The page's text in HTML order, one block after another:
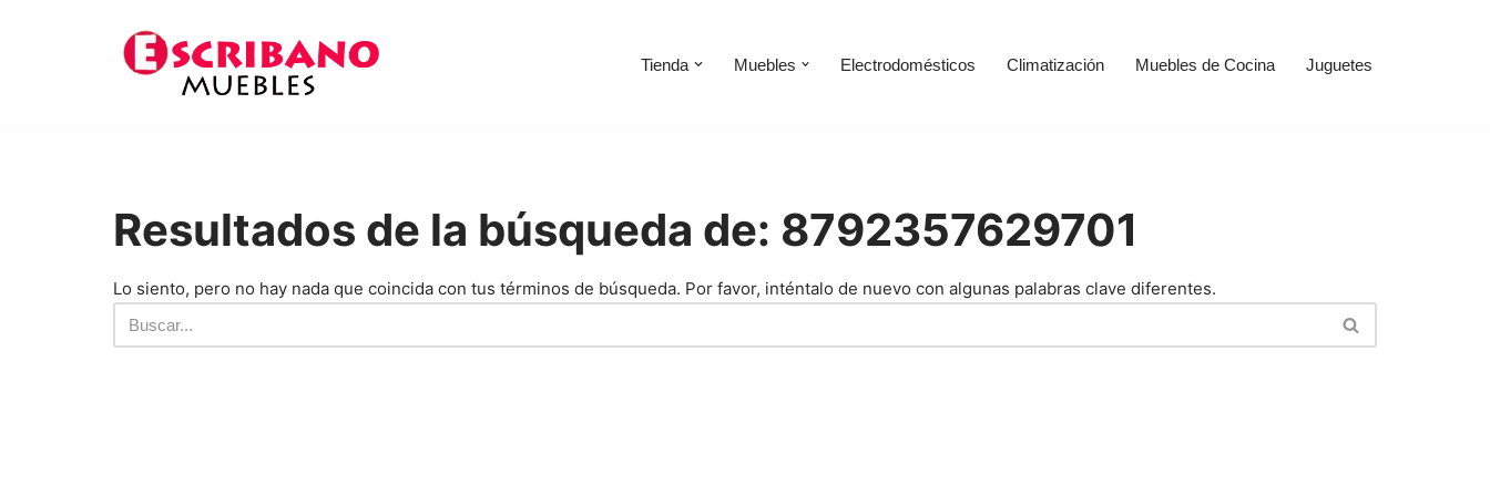
Tienda Muebles Electrodomésticos Climatización Muebles de Cocina Juguetes
Resultados de la búsqueda de: 8792357629701
Lo siento, pero no hay nada que coincida con tus términos de búsqueda. Por favor, inténtalo de nuevo con algunas palabras clave diferentes.